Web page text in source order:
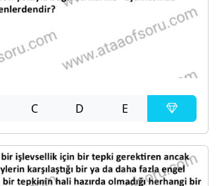
C D E